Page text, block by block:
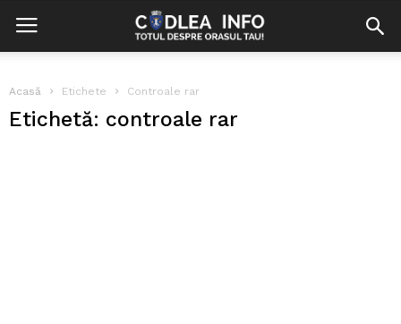
Acasă Etichete Controale rar
Etichetă: controale rar